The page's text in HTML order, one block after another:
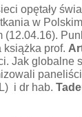
opętały
w
(12.04.16).
książka prof.
Jak globalne
i dr hab.